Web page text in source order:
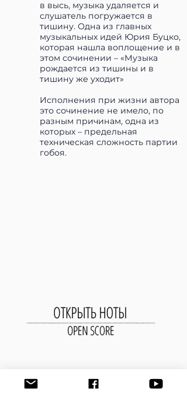
в высь, музыка удаляется и
слушатель погружается в
тишину. Одна из главных
музыкальных идей Юрия Буцко,
которая нашла воплощение и в
этом сочинении – «Музыка
рождается из тишины и в
тишину же уходит»
Исполнения при жизни автора
это сочинение не имело, по
разным причинам, одна из
которых – предельная
техническая сложность партии
гобоя.